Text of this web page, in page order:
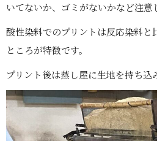
いてないか、ゴミがないかなど注意
酸性染料でのプリントは反応染料と
ところが特徴です。
プリント後は蒸し屋に生地を持ち込